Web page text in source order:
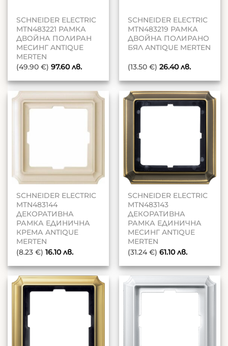
SCHNEIDER ELECTRIC
MTN483221 РАМКА
ДВОЙНА ПОЛИРАН
МЕСИНГ ANTIQUE
MERTEN
(49.90 €) 97.60лв.
SCHNEIDER ELECTRIC
MTN483219 РАМКА
ДВОЙНА ПОЛИРАНО
БЯЛ ANTIQUE MERTEN
(13.50 €) 26.40лв.
SCHNEIDER ELECTRIC
MTN483144
ДЕКОРАТИВНА
РАМКА ЕДИНИЧНА
КРЕМА ANTIQUE
MERTEN
(8.23 €) 16.10лв.
SCHNEIDER ELECTRIC
MTN483143
ДЕКОРАТИВНА
РАМКА ЕДИНИЧНА
МЕСИНГ ANTIQUE
MERTEN
(31.24 €) 61.10лв.